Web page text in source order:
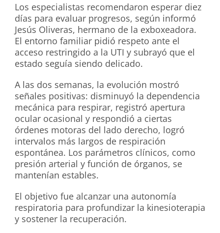
Los especialistas recomendaron esperar diez
días para evaluar progresos, según informó
Jesús Oliveras, hermano de la exboxeadora.
El entorno familiar pidió respeto ante el
acceso restringido a la UTI y subrayó que el
estado seguía siendo delicado.
A las dos semanas, la evolución mostró
señales positivas: disminuyó la dependencia
mecánica para respirar, registró apertura
ocular ocasional y respondió a ciertas
órdenes motoras del lado derecho, logró
intervalos más largos de respiración
espontánea. Los parámetros clínicos, como
presión arterial y función de órganos, se
mantenían estables.
El objetivo fue alcanzar una autonomía
respiratoria para profundizar la kinesioterapia
y sostener la recuperación.